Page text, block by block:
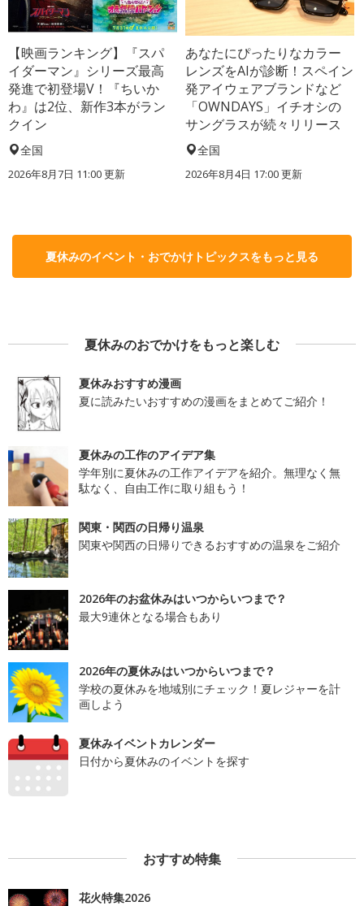
【映画ランキング】『スパ
イダーマン』シリーズ最高
発進で初登場V！『ちいか
わ』は2位、新作3本がラン
クイン
全国
2026年8月7日 11:00更新
あなたにぴったりなカラー
レンズをAIが診断！スペイン
発アイウェアブランドなど
「OWNDAYS」イチオシの
サングラスが続々リリース
全国
2026年8月4日 17:00更新
夏休みのイベント・おでかけトピックスをもっと見る
夏休みのおでかけをもっと楽しむ
夏休みおすすめ漫画
夏に読みたいおすすめの漫画をまとめてご紹介！
夏休みの工作のアイデア集
学年別に夏休みの工作アイデアを紹介。無理なく無
駄なく、自由工作に取り組もう！
関東・関西の日帰り温泉
関東や関西の日帰りできるおすすめの温泉をご紹介
2026年のお盆休みはいつからいつまで？
最大9連休となる場合もあり
2026年の夏休みはいつからいつまで？
学校の夏休みを地域別にチェック！夏レジャーを計
画しよう
夏休みイベントカレンダー
日付から夏休みのイベントを探す
おすすめ特集
花火特集2026